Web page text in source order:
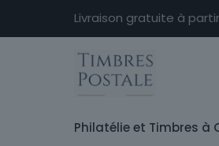
Livraison gratuite à
Philatélie et Timbres à